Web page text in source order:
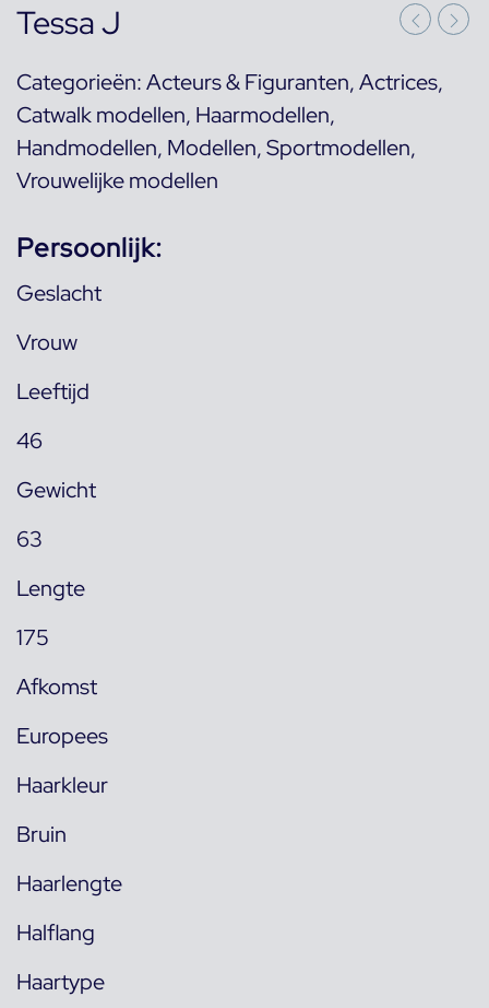
Tessa J
Categorieën:Acteurs & Figuranten,Actrices,
Catwalk modellen, Haarmodellen,
Handmodellen, Modellen,Sportmodellen,
Vrouwelijke modellen
Persoonlijk:
Geslacht
Vrouw
Leeftijd
46
Gewicht
63
Lengte
175
Afkomst
Europees
Haarkleur
Bruin
Haarlengte
Halflang
Haartype